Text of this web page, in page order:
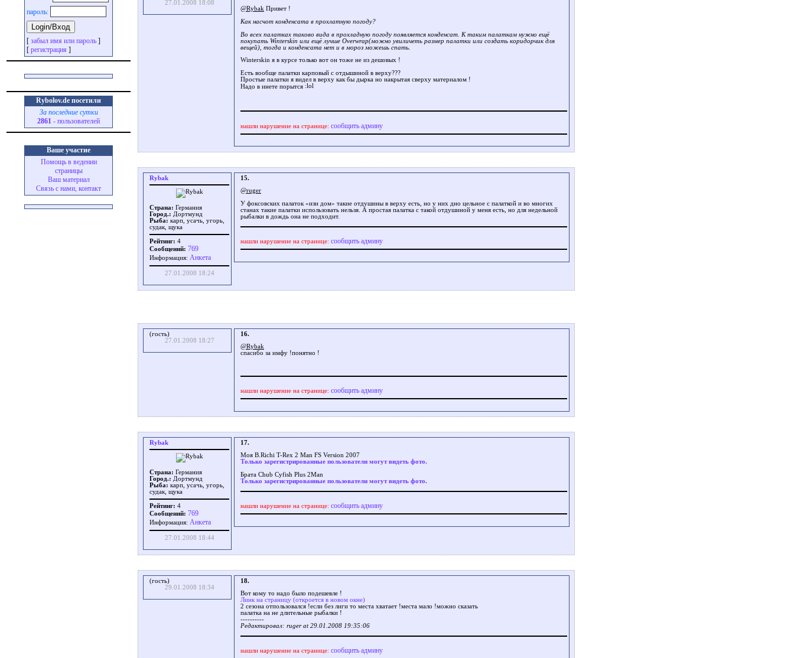
пароль:
[ забыл имя или пароль ]
[ регистрация ]
Rybolov.de посетили
За последние сутки
2861 - пользователей
Ваше участие
Помощь в ведении
страницы
Ваш материал
Связь с нами, контакт
27.01.2008 18:08
@Rybak Привет !
Как насчот конденсата в прохлатную погоду?
Во всех палатках таково вида в прохладную погоду появляется конденсат. К таким палаткам нужно ещё
покупать Winterskin или ещё лучше Overwrap(можно увиличеть размер палатки или создать коридорчик для
вещей), тогда и конденсата нет и в мороз можешь спать.
Winterskin я в курсе только вот он тоже не из дешовых !
Есть вообще палатки карповый с отдышиной в верху???
Простые палатки я видел в верху как бы дырка но накрытая сверху материалом !
Надо в инете порытся
нашли нарушение на странице: сообщить админу
Rybak
Страна: Германия
Город.: Дортмунд
Рыба: карп, усачь, угорь,
судак, щука
Рейтинг: 4
Сообщений: 769
Информация: Aнкета
27.01.2008 18:24
15.
@ruger
У фоксовских палаток «изи дом» такие отдушины в верху есть, но у них дно цельное с палаткой и во многих
станах такие палатки использовать нельзя. А простая палатка с такой отдушиной у меня есть, но для недельной
рыбалки в дождь она не подходит.
нашли нарушение на странице: сообщить админу
(гость)
27.01.2008 18:27
16.
@Rybak
спасибо за имфу !понятно !
нашли нарушение на странице: сообщить админу
Rybak
Страна: Германия
Город.: Дортмунд
Рыба: карп, усачь, угорь,
судак, щука
Рейтинг: 4
Сообщений: 769
Информация: Aнкета
27.01.2008 18:44
17.
Моя B.Richi T-Rex 2 Man FS Version 2007
Только зарегистрированные пользователи могут видеть фото.
Брата Chub Cyfish Plus 2Man
Только зарегистрированные пользователи могут видеть фото.
нашли нарушение на странице: сообщить админу
(гость)
29.01.2008 18:34
18.
Вот кому то надо было подешевле !
Линк на страницу (откроется в новом окне)
2 сезона отпользовался !если без лиги то места хватает !места мало !можно сказать
палатка на не длительные рыбалки !
----------
Редактировал: ruger at 29.01.2008 19:35:06
нашли нарушение на странице: сообщить админу